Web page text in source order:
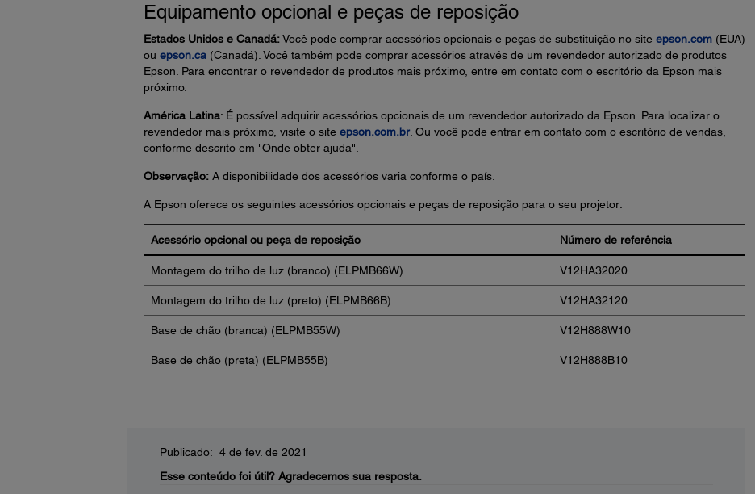
Equipamento opcional e peças de reposição
Estados Unidos e Canadá:Você pode comprar acessórios opcionais e peças de substituição no site epson.com(EUA)
ou epson.ca(Canadá). Você também pode comprar acessórios através de um revendedor autorizado de produtos
Epson. Para encontrar o revendedor de produtos mais próximo, entre em contato com o escritório da Epson mais
próximo.
América Latina: É possível adquirir acessórios opcionais de um revendedor autorizado da Epson. Para localizar o
revendedor mais próximo, visite o site epson.com.br. Ou você pode entrar em contato com o escritório de vendas,
conforme descrito em "Onde obter ajuda".
Observação:A disponibilidade dos acessórios varia conforme o país.
A Epson oferece os seguintes acessórios opcionais e peças de reposição para o seu projetor:
Acessório opcional ou peça de reposição Número de referência
Montagem do trilho de luz (branco) (ELPMB66W) V12HA32020
Montagem do trilho de luz (preto) (ELPMB66B) V12HA32120
Base de chão (branca) (ELPMB55W) V12H888W10
Base de chão (preta) (ELPMB55B) V12H888B10
Publicado: 4 de fev. de 2021
Esse conteúdo foi útil? Agradecemos sua resposta.